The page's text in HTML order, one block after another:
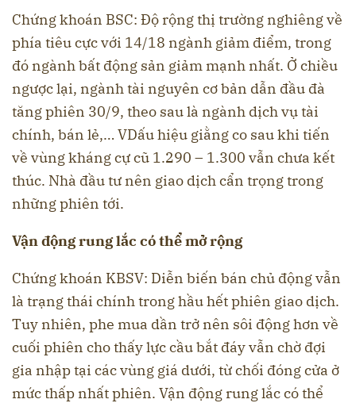
Chứng khoán BSC: Độ rộng thị trường nghiêng về
phía tiêu cực với 14/18 ngành giảm điểm, trong
đó ngành bất động sản giảm mạnh nhất. Ở chiều
ngược lại, ngành tài nguyên cơ bản dẫn đầu đà
tăng phiên 30/9, theo sau là ngành dịch vụ tài
chính, bán lẻ,… VDấu hiệu giằng co sau khi tiến
về vùng kháng cự cũ 1.290 – 1.300 vẫn chưa kết
thúc. Nhà đầu tư nên giao dịch cẩn trọng trong
những phiên tới.
Vận động rung lắc có thể mở rộng
Chứng khoán KBSV: Diễn biến bán chủ động vẫn
là trạng thái chính trong hầu hết phiên giao dịch.
Tuy nhiên, phe mua dần trở nên sôi động hơn về
cuối phiên cho thấy lực cầu bắt đáy vẫn chờ đợi
gia nhập tại các vùng giá dưới, từ chối đóng cửa ở
mức thấp nhất phiên. Vận động rung lắc có thể